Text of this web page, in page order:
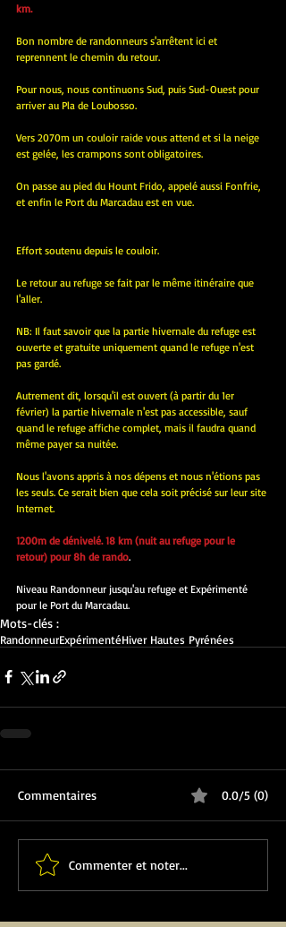
km.
Bon nombre de randonneurs s'arrêtent ici et
reprennent le chemin du retour.
Pour nous, nous continuons Sud, puis Sud-Ouest pour
arriver au Pla de Loubosso.
Vers 2070m un couloir raide vous attend et si la neige
est gelée, les crampons sont obligatoires.
On passe au pied du Hount Frido, appelé aussi Fonfrie,
et enfin le Port du Marcadau est en vue.
Effort soutenu depuis le couloir.
Le retour au refuge se fait par le même itinéraire que
l'aller.
NB: Il faut savoir que la partie hivernale du refuge est
ouverte et gratuite uniquement quand le refuge n'est
pas gardé.
Autrement dit, lorsqu'il est ouvert (à partir du 1er
février) la partie hivernale n'est pas accessible, sauf
quand le refuge affiche complet, mais il faudra quand
même payer sa nuitée.
Nous l'avons appris à nos dépens et nous n'étions pas
les seuls. Ce serait bien que cela soit précisé sur leur site
Internet.
1200m de dénivelé. 18 km (nuit au refuge pour le
retour) pour 8h de rando.
Niveau Randonneur jusqu'au refuge et Expérimenté
pour le Port du Marcadau.
Mots-clés :
RandonneurExpérimentéHiver Hautes Pyrénées
Commentaires 0.0/5 (0)
Commenter et noter...